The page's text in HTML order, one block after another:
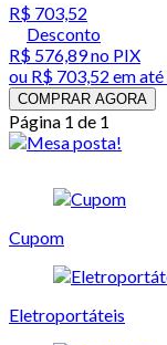
R$ 703,52
Desconto
R$ 576,89no PIX
ou R$ 703,52 em até
COMPRAR AGORA
Página 1 de 1
Cupom
Eletroportáteis